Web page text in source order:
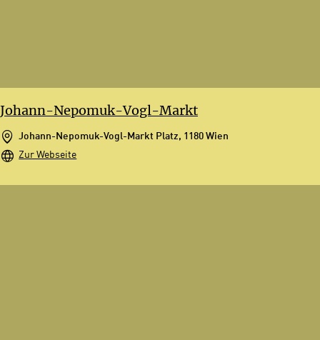
Johann-Nepomuk-Vogl-Markt
Johann-Nepomuk-Vogl-Markt Platz, 1180 Wien
Zur Webseite